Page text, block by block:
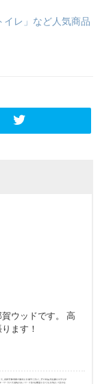
イレ」など人気商品
ウッドです。 高
ます！